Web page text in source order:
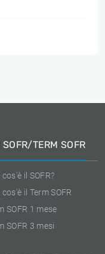
SOFR/TERM SOFR
cos'è il SOFR?
cos'è il Term SOFR
SOFR 1 mese
SOFR 3 mesi